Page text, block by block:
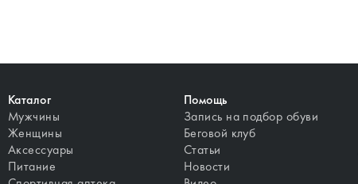
Каталог
Мужчины
Женщины
Аксессуары
Питание
Помощь
Запись на подбор обуви
Беговой клуб
Статьи
Новости